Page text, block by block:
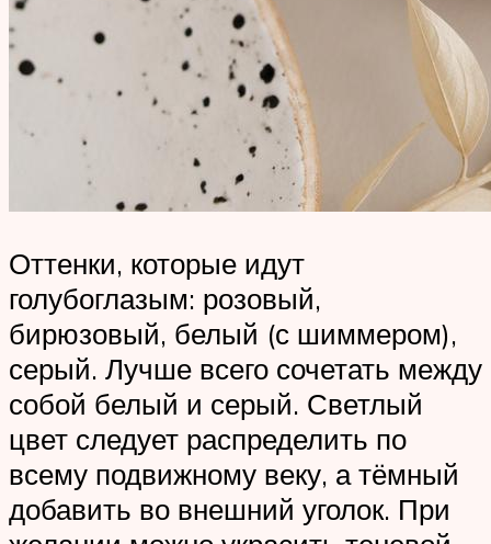
Оттенки, которые идут
голубоглазым: розовый,
бирюзовый, белый (с шиммером),
серый. Лучше всего сочетать между
собой белый и серый. Светлый
цвет следует распределить по
всему подвижному веку, а тёмный
добавить во внешний уголок. При